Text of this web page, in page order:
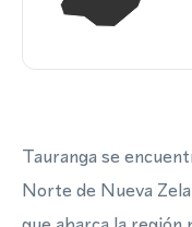
Tauranga se
Norte de Nueva